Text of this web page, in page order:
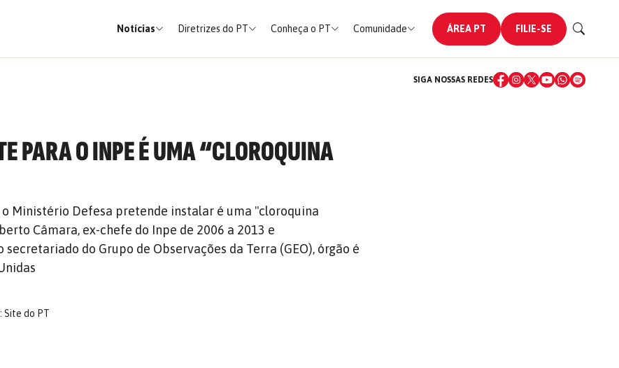
Notícias Diretrizes do PT Conheça o PT Comunidade ÁREA PT FILIE-SE
SIGA NOSSAS REDES
PARA O INPE É UMA “CLOROQUINA
o Ministério Defesa pretende instalar é uma "cloroquina
Câmara, ex-chefe do Inpe de 2006 a 2013 e
do Grupo de Observações da Terra (GEO), órgão é
Site do PT